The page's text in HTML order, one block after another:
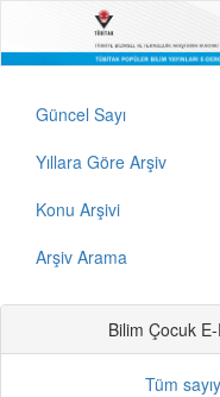
Güncel Sayı
Yıllara Göre Arşiv
Konu Arşivi
Arşiv Arama
Bilim Çocuk
Tüm